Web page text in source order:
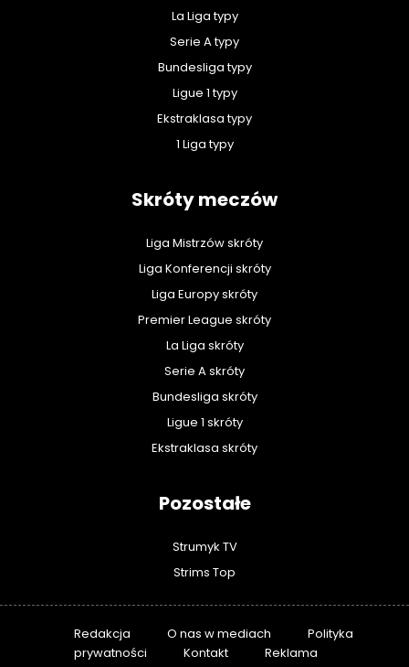
La Liga typy
Serie A typy
Bundesliga typy
Ligue 1 typy
Ekstraklasa typy
1 Liga typy
Skróty meczów
Liga Mistrzów skróty
Liga Konferencji skróty
Liga Europy skróty
Premier League skróty
La Liga skróty
Serie A skróty
Bundesliga skróty
Ligue 1 skróty
Ekstraklasa skróty
Pozostałe
Strumyk TV
Strims Top
Redakcja O nas w mediach
Polityka
prywatności
Kontakt Reklama